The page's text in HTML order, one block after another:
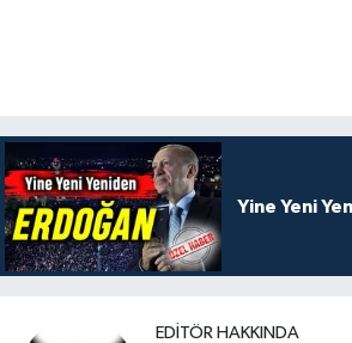
Yine Yeni
EDITÖR HAKKINDA